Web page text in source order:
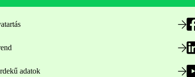
adatok